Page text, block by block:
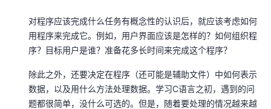
我
的
我
我
的
技
我
的
对程序应该完成什么任务有概念性的认识后，就应该考虑如何
用程序来完成它。例如，用户界面应该是怎样的？如何组织程
序？目标用户是谁？准备花多长时间来完成这个程序？
除此之外，还要决定在程序（还可能是辅助文件）中如何表示
数据，以及用什么方法处理数据。学习C语言之初，遇到的问
题都很简单，没什么可选的。但是，随着要处理的情况越来越